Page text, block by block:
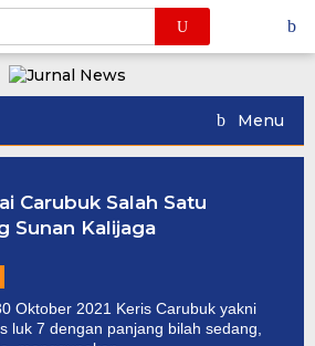
Menu
Carubuk Salah Satu
Sunan Kalijaga
Oktober 2021 Keris Carubuk yakni
luk 7 dengan panjang bilah sedang,